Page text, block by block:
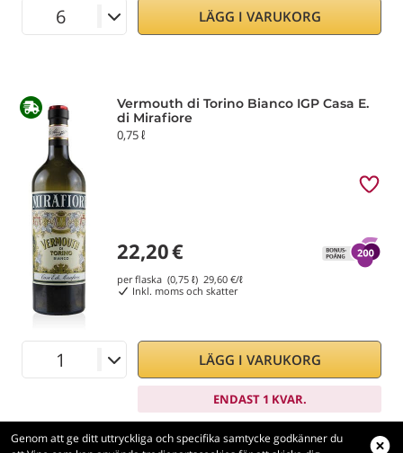
LÄGG I VARUKORG
Vermouth di Torino Bianco IGP Casa E.
di Mirafiore
0,75 ℓ
22,20€
per flaska (0,75 ℓ) 29,60 €/ℓ
Inkl. moms och skatter
LÄGG I VARUKORG
ENDAST 1 KVAR.
Genom att ge ditt uttryckliga och specifika samtycke godkänner du